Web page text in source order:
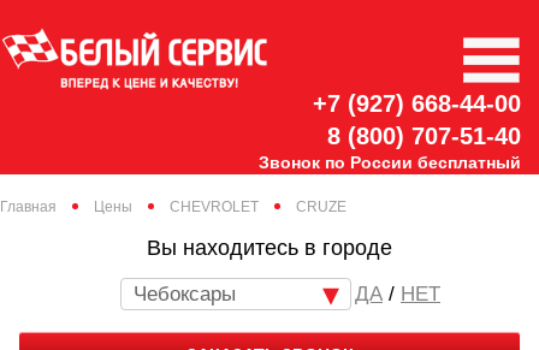
+7 (927) 668-44-00
8 (800) 707-51-40
Звонок по России бесплатный
Главная Цены CHEVROLET CRUZE
Вы находитесь в городе
Чебоксары / НЕТ